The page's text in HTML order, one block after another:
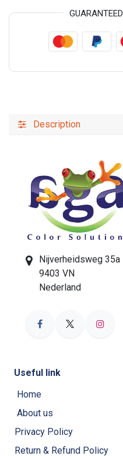
GUARANTEED
Description
Nijverheidsweg 35a
9403 VN
Nederland
Useful link
Home
About us
Privacy Policy
Return & Refund Policy